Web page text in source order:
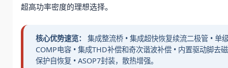
超高功率密度的理想选择。
核心优势速览：
集成整流桥 • 集成超快恢复续流二极管 • 单
COMP电容 • 集成THD补偿和奇次谐波补偿 • 内置驱动脚去
保护自恢复 • ASOP7封装，散热增强。